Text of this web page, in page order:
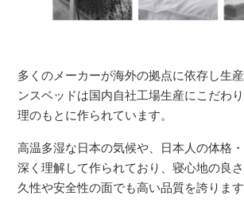
多くのメーカーが海外の拠点に依存し生
ンスベッドは国内自社工場生産にこだわ
理のもとに作られています。
高温多湿な日本の気候や、日本人の体格
深く理解して作られており、寝心地の良
久性や安全性の面でも高い品質を誇ります